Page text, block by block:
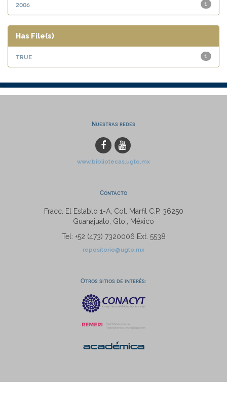
1
2006
Has File(s)
1
true
Nuestras redes
www.bibliotecas.ugto.mx
Contacto
Fracc. El Establo 1-A, Col. Marfil C.P. 36250
Guanajuato, Gto., México
Tel: +52 (473) 7320006 Ext. 5538
repositorio@ugto.mx
Otros sitios de interés: